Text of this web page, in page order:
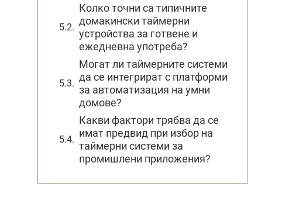
Колко точни са типичните
домакински таймерни
устройства за готвене и
ежедневна употреба?
Могат ли таймерните системи
да се интегрират с платформи
за автоматизация на умни
домове?
Какви фактори трябва да се
имат предвид при избор на
таймерни системи за
промишлени приложения?